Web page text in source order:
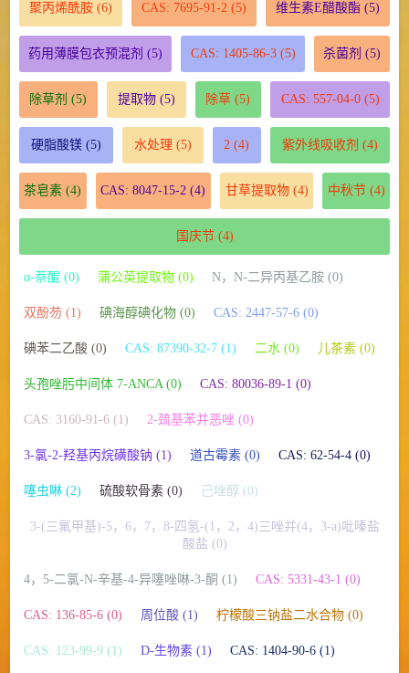
聚丙烯酰胺(6) CAS: 7695-91-2 (5) 维生素E醋酸酯 (5)
药用薄膜包衣预混剂 (5) CAS: 1405-86-3(5) 杀菌剂 (5)
除草剂 (5) 提取物(5) 除草 (5) CAS: 557-04-0(5)
硬脂酸镁(5) 水处理 (5) 2 (4) 紫外线吸收剂 (4)
茶皂素 (4) CAS: 8047-15-2 (4) 甘草提取物(4) 中秋节(4)
国庆节(4)
α-萘醌 (0) 蒲公英提取物 (0) N，N-二异丙基乙胺 (0)
双酚芴 (1) 碘海醇碘化物 (0) CAS: 2447-57-6 (0)
碘苯二乙酸 (0) CAS: 87390-32-7 (1) 二水 (0) 儿茶素 (0)
头孢唑肟中间体 7-ANCA (0) CAS: 80036-89-1 (0)
CAS: 3160-91-6 (1) 2-巯基苯并恶唑 (0)
3-氯-2-羟基丙烷磺酸钠 (1) 道古霉素 (0) CAS: 62-54-4 (0)
噻虫啉 (2) 硫酸软骨素 (0) 己唑醇 (0)
3-(三氟甲基)-5，6，7，8-四氢-(1，2，4)三唑并(4，3-a)吡嗪盐
酸盐 (0)
4，5-二氯-N-辛基-4-异噻唑啉-3-酮 (1) CAS: 5331-43-1 (0)
CAS: 136-85-6 (0) 周位酸 (1) 柠檬酸三钠盐二水合物 (0)
CAS: 123-99-9 (1) D-生物素 (1) CAS: 1404-90-6 (1)